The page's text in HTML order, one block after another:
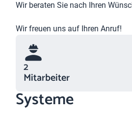
Wir beraten Sie nach Ihren
Wir freuen uns auf Ihren Anruf!
2
Mitarbeiter
Systeme